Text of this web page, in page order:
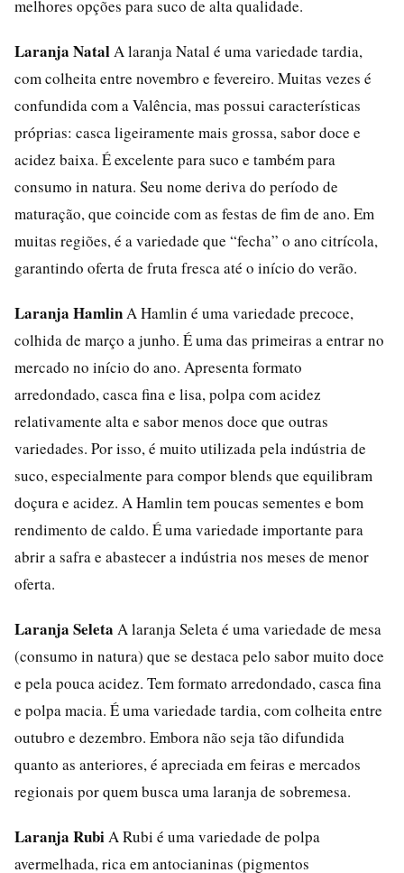
melhores opções para suco de alta qualidade.
Laranja Natal A laranja Natal é uma variedade tardia,
com colheita entre novembro e fevereiro. Muitas vezes é
confundida com a Valência, mas possui características
próprias: casca ligeiramente mais grossa, sabor doce e
acidez baixa. É excelente para suco e também para
consumo in natura. Seu nome deriva do período de
maturação, que coincide com as festas de fim de ano. Em
muitas regiões, é a variedade que “fecha” o ano citrícola,
garantindo oferta de fruta fresca até o início do verão.
Laranja Hamlin A Hamlin é uma variedade precoce,
colhida de março a junho. É uma das primeiras a entrar no
mercado no início do ano. Apresenta formato
arredondado, casca fina e lisa, polpa com acidez
relativamente alta e sabor menos doce que outras
variedades. Por isso, é muito utilizada pela indústria de
suco, especialmente para compor blends que equilibram
doçura e acidez. A Hamlin tem poucas sementes e bom
rendimento de caldo. É uma variedade importante para
abrir a safra e abastecer a indústria nos meses de menor
oferta.
Laranja Seleta A laranja Seleta é uma variedade de mesa
(consumo in natura) que se destaca pelo sabor muito doce
e pela pouca acidez. Tem formato arredondado, casca fina
e polpa macia. É uma variedade tardia, com colheita entre
outubro e dezembro. Embora não seja tão difundida
quanto as anteriores, é apreciada em feiras e mercados
regionais por quem busca uma laranja de sobremesa.
Laranja Rubi A Rubi é uma variedade de polpa
avermelhada, rica em antocianinas (pigmentos